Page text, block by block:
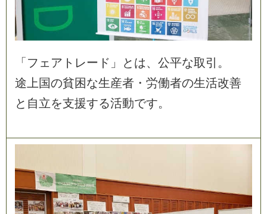
「 フ ェ ア ト レー ド 」 と は、 公平な取引 。
途 上 国の貧困な生産者 ・ 労働者の生活改善
と 自立を支援する活動です。